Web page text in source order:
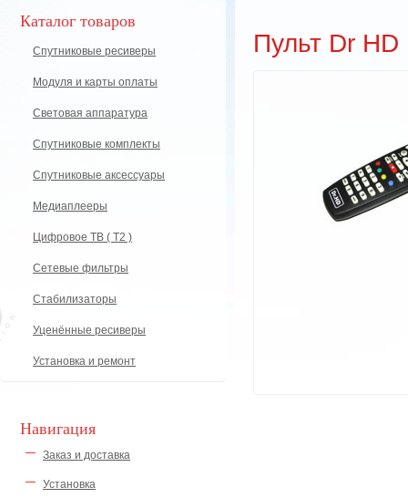
Каталог товаров
Спутниковые ресиверы
Модуля и карты оплаты
Световая аппаратура
Спутниковые комплекты
Спутниковые аксессуары
Медиаплееры
Цифровое ТВ ( Т2 )
Сетевые фильтры
Стабилизаторы
Уценённые ресиверы
Установка и ремонт
Навигация
Заказ и доставка
Установка
Пульт Dr